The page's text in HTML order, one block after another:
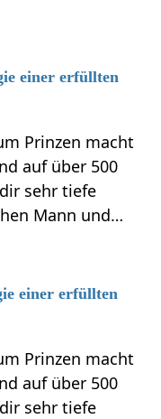
einer erfüllten
Prinzen macht
auf über 500
sehr tiefe
Mann und…
einer erfüllten
Prinzen macht
auf über 500
sehr tiefe